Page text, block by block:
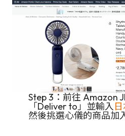
Step 3：前往 Amazon
「Deliver to」並輸入
然後挑選心儀的商品加